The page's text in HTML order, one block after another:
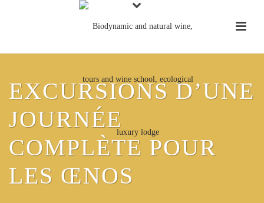
EXCURSIONS D’UNE
JOURNÉE
COMPLÈTE POUR
LES ŒNOS
L'AVENTURE DU VIN
132€